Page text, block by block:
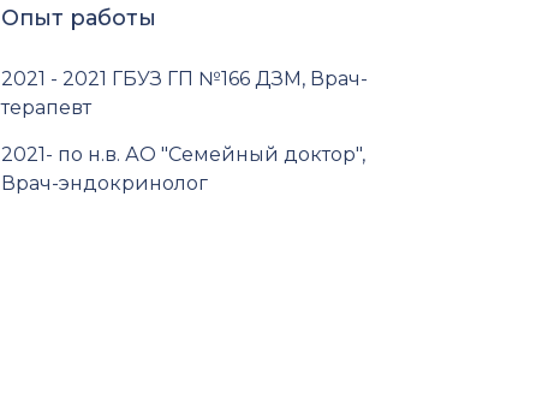
Опыт работы
2021 - 2021 ГБУЗ ГП №166 ДЗМ, Врач-
терапевт
2021- по н.в. АО "Семейный доктор",
Врач-эндокринолог